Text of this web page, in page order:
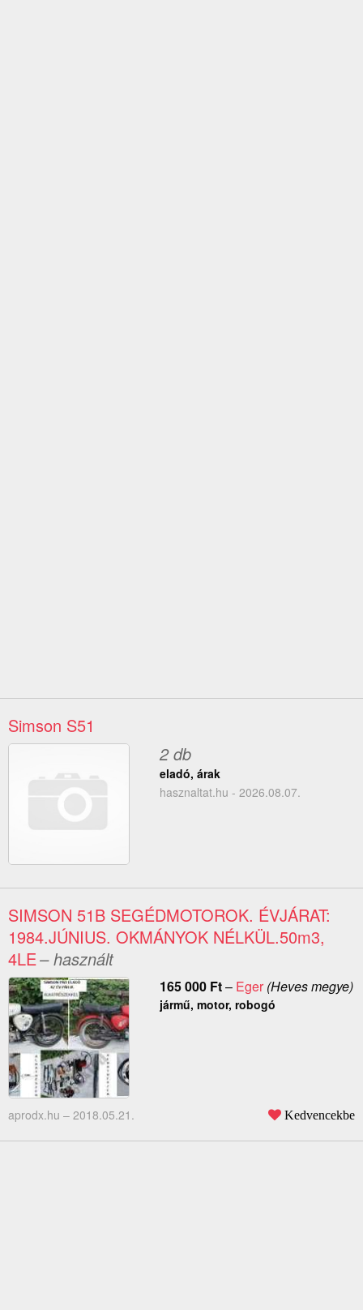
Simson S51
2 db
eladó, árak
hasznaltat.hu - 2026.08.07.
SIMSON 51B SEGÉDMOTOROK. ÉVJÁRAT:
1984.JÚNIUS. OKMÁNYOK NÉLKÜL.50m3,
4LE– használt
165 000 Ft– Eger(Heves megye)
jármű, motor, robogó
aprodx.hu – 2018.05.21. Kedvencekbe